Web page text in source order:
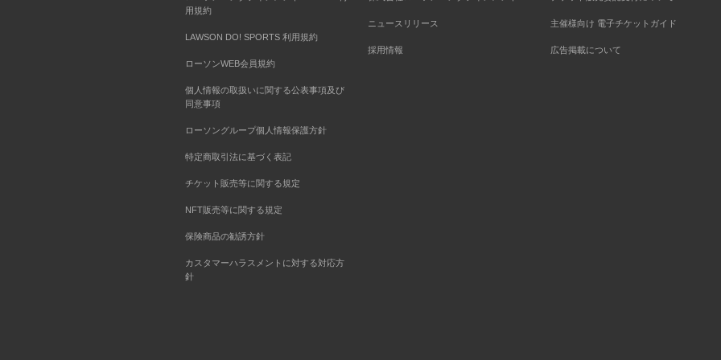
用規約
LAWSON DO! SPORTS 利用規約
ローソンWEB会員規約
個人情報の取扱いに関する公表事項及び
同意事項
ローソングループ個人情報保護方針
特定商取引法に基づく表記
チケット販売等に関する規定
NFT販売等に関する規定
保険商品の勧誘方針
カスタマーハラスメントに対する対応方
針
ニュースリリース
採用情報
主催様向け 電子チケットガイド
広告掲載について